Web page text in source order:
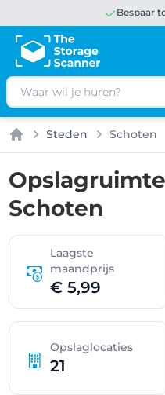
Bespaar
Zoeken
Home
Steden Schoten
Schoten
Laagste
maandprijs
€ 5,99
Opslaglocaties
21